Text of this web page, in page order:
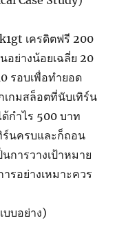
เครดิตฟรี 200
ย่างน้อยเฉลี่ย 20
รอบเพื่อทำยอด
กมสล็อตที่นับเทิร์น
กำไร 500 บาท
ร์นครบและก็ถอน
การวางเป้าหมาย
รอย่างเหมาะควร
บอย่าง)